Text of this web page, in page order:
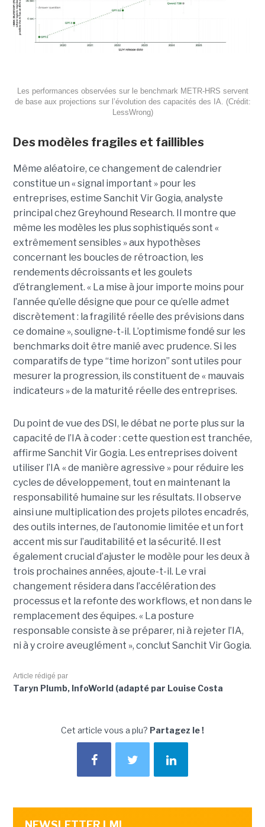
Les performances observées sur le benchmark METR-HRS servent
de base aux projections sur l’évolution des capacités des IA. (Crédit:
LessWrong)
Des modèles fragiles et faillibles
Même aléatoire, ce changement de calendrier
constitue un « signal important » pour les
entreprises, estime Sanchit Vir Gogia, analyste
principal chez Greyhound Research. Il montre que
même les modèles les plus sophistiqués sont «
extrêmement sensibles » aux hypothèses
concernant les boucles de rétroaction, les
rendements décroissants et les goulets
d’étranglement. « La mise à jour importe moins pour
l’année qu’elle désigne que pour ce qu’elle admet
discrètement : la fragilité réelle des prévisions dans
ce domaine », souligne-t-il. L’optimisme fondé sur les
benchmarks doit être manié avec prudence. Si les
comparatifs de type “time horizon” sont utiles pour
mesurer la progression, ils constituent de « mauvais
indicateurs » de la maturité réelle des entreprises.
Du point de vue des DSI, le débat ne porte plus sur la
capacité de l’IA à coder : cette question est tranchée,
affirme Sanchit Vir Gogia. Les entreprises doivent
utiliser l’IA « de manière agressive » pour réduire les
cycles de développement, tout en maintenant la
responsabilité humaine sur les résultats. Il observe
ainsi une multiplication des projets pilotes encadrés,
des outils internes, de l’autonomie limitée et un fort
accent mis sur l’auditabilité et la sécurité. Il est
également crucial d’ajuster le modèle pour les deux à
trois prochaines années, ajoute-t-il. Le vrai
changement résidera dans l’accélération des
processus et la refonte des workflows, et non dans le
remplacement des équipes. « La posture
responsable consiste à se préparer, ni à rejeter l’IA,
ni à y croire aveuglément », conclut Sanchit Vir Gogia.
Article rédigé par
Taryn Plumb, InfoWorld (adapté par Louise Costa
Cet article vous a plu? Partagez le !